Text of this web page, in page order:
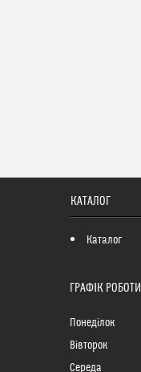
КАТАЛОГ
Каталог
ГРАФІК РОБОТИ
Понеділок
Вівторок
Середа